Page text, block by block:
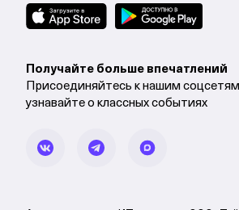
Получайте больше впечатлений
Присоединяйтесь к нашим
узнавайте о классных событиях